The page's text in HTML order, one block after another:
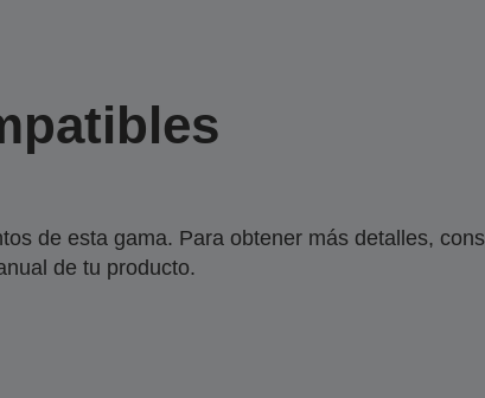
de esta gama. Para obtener más detalles,
de tu producto.